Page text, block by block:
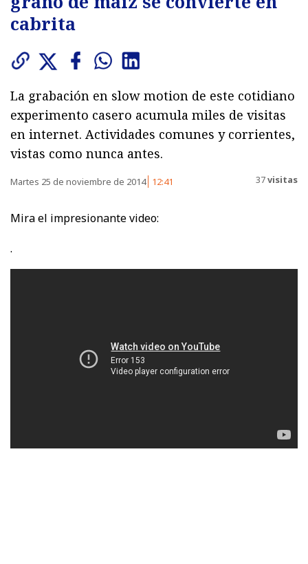
cabrita
La grabación en slow motion de este cotidiano
experimento casero acumula miles de visitas
en internet. Actividades comunes y corrientes,
vistas como nunca antes.
Martes 25 de noviembre de 2014 12:41 37visitas
Mira el impresionante video:
.